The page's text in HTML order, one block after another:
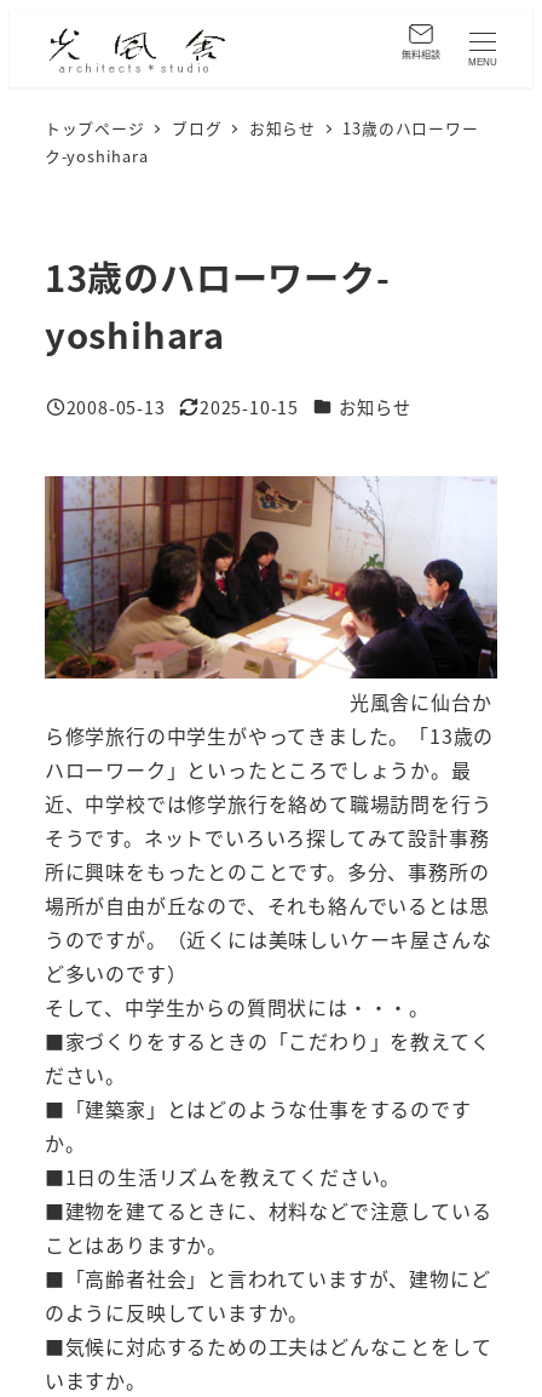
MENU
トップページ ブログ お知らせ
13歳のハローワー
ク-yoshihara
13歳のハローワーク-
yoshihara
投稿日
2008-05-13
更新日
2025-10-15 カテゴリー
お知らせ
光風舎に仙台か
ら修学旅行の中学生がやってきました。「13歳の
ハローワーク」といったところでしょうか。最
近、中学校では修学旅行を絡めて職場訪問を行う
そうです。ネットでいろいろ探してみて設計事務
所に興味をもったとのことです。多分、事務所の
場所が自由が丘なので、それも絡んでいるとは思
うのですが。（近くには美味しいケーキ屋さんな
ど多いのです）
そして、中学生からの質問状には・・・。
■家づくりをするときの「こだわり」を教えてく
ださい。
■「建築家」とはどのような仕事をするのです
か。
■1日の生活リズムを教えてください。
■建物を建てるときに、材料などで注意している
ことはありますか。
■「高齢者社会」と言われていますが、建物にど
のように反映していますか。
■気候に対応するための工夫はどんなことをして
いますか。
無料相談